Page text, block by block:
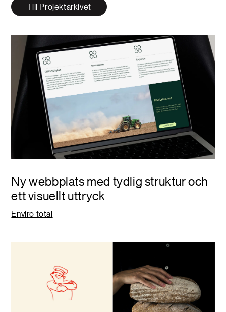
Till Projektarkivet
Ny webbplats med tydlig struktur och
ett visuellt uttryck
Enviro total